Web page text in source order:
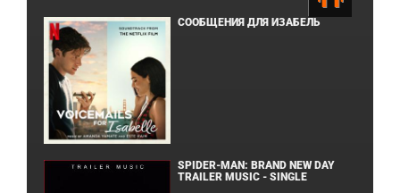
СООБЩЕНИЯ ДЛЯ ИЗАБЕЛЬ
SPIDER-MAN: BRAND NEW DAY
TRAILER MUSIC - SINGLE